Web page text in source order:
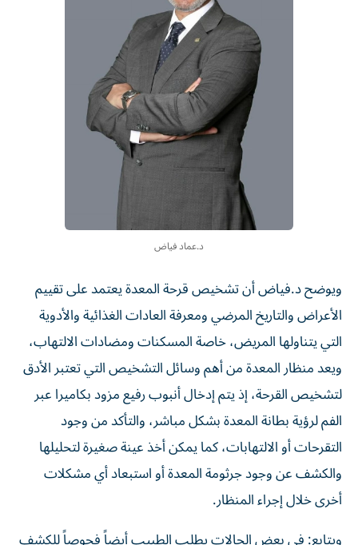
د.عماد فياض
ويوضح د.فياض أن تشخيص قرحة المعدة يعتمد على تقييم
الأعراض والتاريخ المرضي ومعرفة العادات الغذائية والأدوية
التي يتناولها المريض، خاصة المسكنات ومضادات الالتهاب،
ويعد منظار المعدة من أهم وسائل التشخيص التي تعتبر الأدق
لتشخيص القرحة، إذ يتم إدخال أنبوب رفيع مزود بكاميرا عبر
الفم لرؤية بطانة المعدة بشكل مباشر، والتأكد من وجود
التقرحات أو الالتهابات، كما يمكن أخذ عينة صغيرة لتحليلها
والكشف عن وجود جرثومة المعدة أو استبعاد أي مشكلات
أخرى خلال إجراء المنظار.